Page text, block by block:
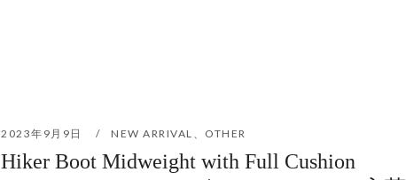
2023年9月9日 NEW ARRIVAL OTHER
Hiker Boot Midweight with Full Cushion